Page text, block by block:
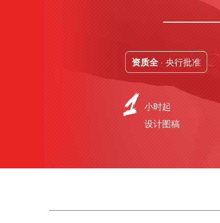
资质全· 央行批准
小时起
设计图稿